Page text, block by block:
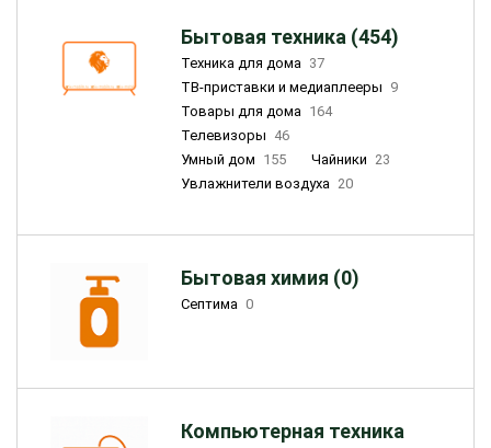
Бытовая техника (454)
Техника для дома 37
ТВ-приставки и медиаплееры 9
Товары для дома 164
Телевизоры 46
Умный дом 155 Чайники 23
Увлажнители воздуха 20
Бытовая химия (0)
Септима 0
Компьютерная техника